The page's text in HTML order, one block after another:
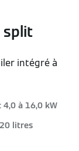
split
intégré à
4,0 à 16,0 kW
litres